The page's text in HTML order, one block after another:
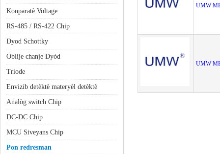
Konparatè Voltage
RS-485 / RS-422 Chip
Dyod Schottky
Oblije chanje Dyòd
Triode
Envizib detèktè materyèl detèktè
Analòg switch Chip
DC-DC Chip
MCU Siveyans Chip
Pon redresman
UMW
UMW